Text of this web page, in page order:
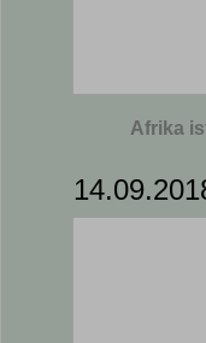
Afrika